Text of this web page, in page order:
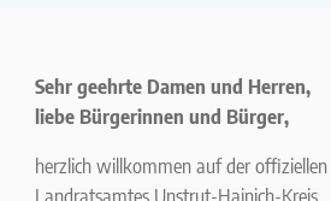
Sehr geehrte Damen und Herren,
liebe Bürgerinnen und Bürger,
herzlich willkommen auf der offiziellen